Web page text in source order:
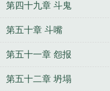
第四十九章 斗鬼
第五十章 斗嘴
第五十一章 怨报
第五十二章 坍塌